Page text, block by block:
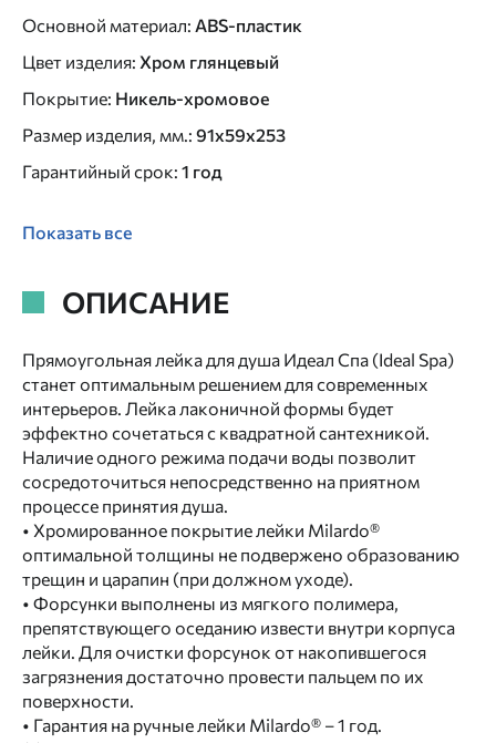
Основной материал: ABS-пластик
Цвет изделия: Хром глянцевый
Покрытие: Никель-хромовое
Размер изделия, мм.: 91x59x253
Гарантийный срок: 1 год
Показать все
ОПИСАНИЕ
Прямоугольная лейка для душа Идеал Спа (Ideal Spa)
станет оптимальным решением для современных
интерьеров. Лейка лаконичной формы будет
эффектно сочетаться с квадратной сантехникой.
Наличие одного режима подачи воды позволит
сосредоточиться непосредственно на приятном
процессе принятия душа.
• Хромированное покрытие лейки Milardo®
оптимальной толщины не подвержено образованию
трещин и царапин (при должном уходе).
• Форсунки выполнены из мягкого полимера,
препятствующего оседанию извести внутри корпуса
лейки. Для очистки форсунок от накопившегося
загрязнения достаточно провести пальцем по их
поверхности.
• Гарантия на ручные лейки Milardo® – 1 год.